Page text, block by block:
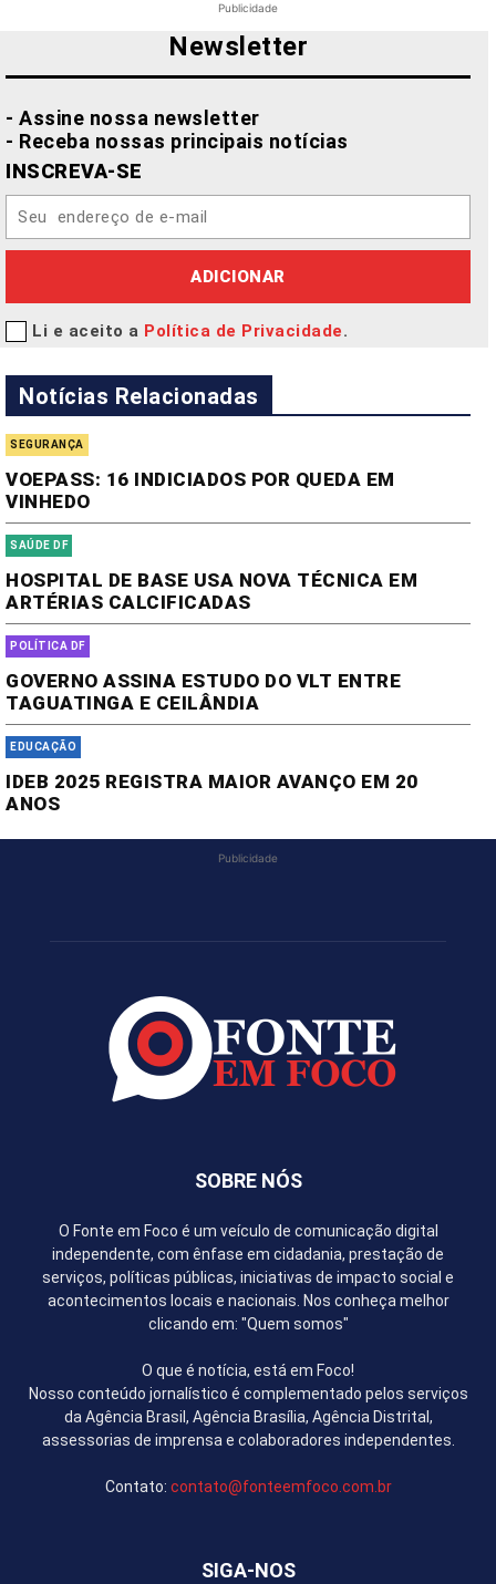
Publicidade
Newsletter
- Assine nossa newsletter
- Receba nossas principais notícias
INSCREVA-SE
ADICIONAR
Li e aceito a Política de Privacidade.
Notícias Relacionadas
SEGURANÇA
VOEPASS: 16 INDICIADOS POR QUEDA EM
VINHEDO
SAÚDE DF
HOSPITAL DE BASE USA NOVA TÉCNICA EM
ARTÉRIAS CALCIFICADAS
POLÍTICA DF
GOVERNO ASSINA ESTUDO DO VLT ENTRE
TAGUATINGA E CEILÂNDIA
EDUCAÇÃO
IDEB 2025 REGISTRA MAIOR AVANÇO EM 20
ANOS
Publicidade
SOBRE NÓS
O Fonte em Foco é um veículo de comunicação digital
independente, com ênfase em cidadania, prestação de
serviços, políticas públicas, iniciativas de impacto social e
acontecimentos locais e nacionais. Nos conheça melhor
clicando em: "Quem somos"
O que é notícia, está em Foco!
Nosso conteúdo jornalístico é complementado pelos serviços
da Agência Brasil, Agência Brasília, Agência Distrital,
assessorias de imprensa e colaboradores independentes.
Contato: contato@fonteemfoco.com.br
SIGA-NOS